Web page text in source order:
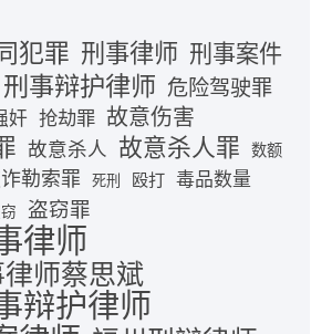
犯罪 刑事律师 刑事案件
刑事辩护律师 危险驾驶罪
奸 抢劫罪 故意伤害
故意杀人 故意杀人罪 数额
勒索罪 死刑 殴打 毒品数量
盗窃罪
律师
师蔡思斌
辩护律师